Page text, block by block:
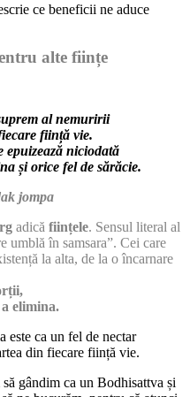
ce beneficii ne aduce
alte ființe
al nemuririi
ființă vie.
epuizează niciodată
și orice fel de sărăcie.
jompa
adică ființele. Sensul literal al
umblă în samsara”. Cei care
la alta, de la o încarnare
elimina.
este ca un fel de nectar
din fiecare ființă vie.
gândim ca un Bodhisattva și